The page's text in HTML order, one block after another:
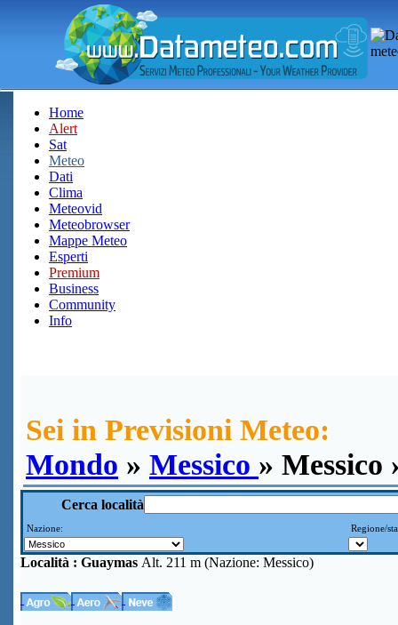
Home
Alert
Sat
Meteo
Dati
Clima
Meteovid
Meteobrowser
Mappe Meteo
Esperti
Premium
Business
Community
Info
Sei in Previsioni Meteo:
Mondo » Messico » Messico
Cerca località
Nazione: Regione/
Località : Guaymas Alt. 211 m (Nazione: Messico)